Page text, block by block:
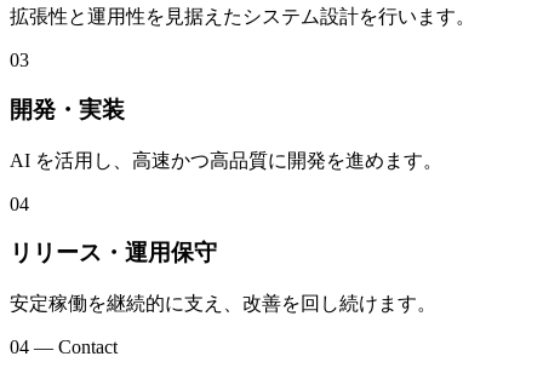
拡張性と運用性を見据えたシステム設計を行います。
03
開発・実装
AI を活用し、高速かつ高品質に開発を進めます。
04
リリース・運用保守
安定稼働を継続的に支え、改善を回し続けます。
04 — Contact